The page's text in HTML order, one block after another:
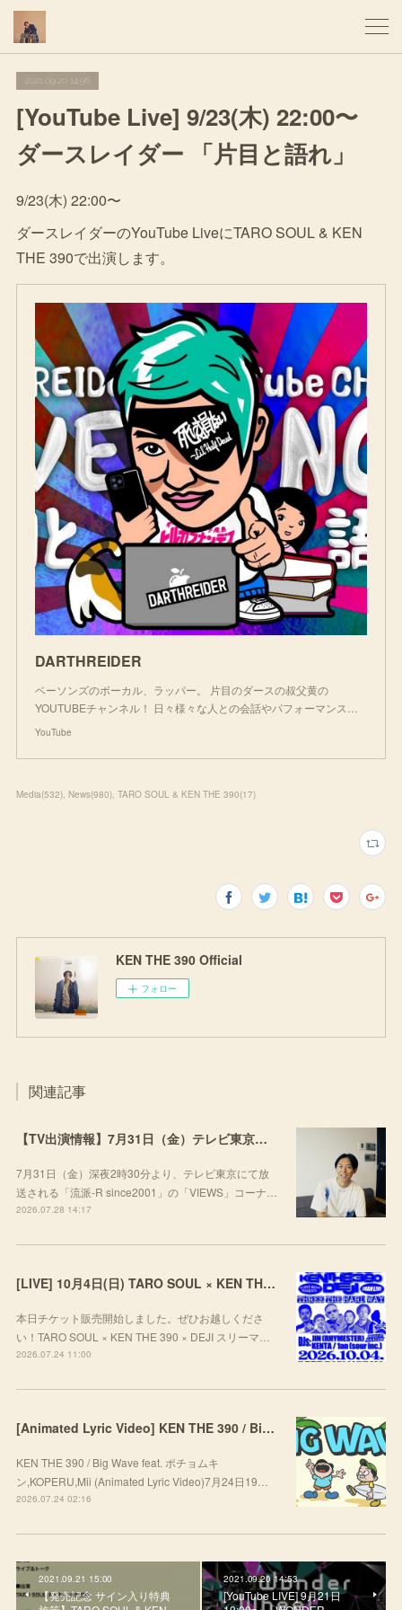
2021.09.20 14:56
[YouTube Live] 9/23(木) 22:00〜
ダースレイダー 「片目と語れ」
9/23(木) 22:00〜
ダースレイダーのYouTube LiveにTARO SOUL & KEN
THE 390で出演します。
DARTHREIDER
ベーソンズのボーカル、ラッパー。 片目のダースの叔父黄の
YOUTUBEチャンネル！ 日々様々な人との会話やパフォーマンス…
YouTube
Media(532) News(980) TARO SOUL & KEN THE 390(17)
KEN THE 390 Official
フォロー
関連記事
【TV出演情報】7月31日（金）テレビ東京「流派-R since2001」
7月31日（金）深夜2時30分より、テレビ東京にて放
送される「流派-R since2001」の「VIEWS」コーナ…
2026.07.28 14:17
[LIVE] 10月4日(日) TARO SOUL × KEN THE 390 × DEJI スリーマンLIVE "THREE THE HARD WAY” @ ORD. 代官山
本日チケット販売開始しました。ぜひお越しくださ
い！TARO SOUL × KEN THE 390 × DEJI スリーマ…
2026.07.24 11:00
[Animated Lyric Video] KEN THE 390 / Big Wave feat. ポチョムキン,KOPERU,Mii
KEN THE 390 / Big Wave feat. ポチョムキ
ン,KOPERU,Mii (Animated Lyric Video)7月24日19…
2026.07.24 02:16
2021.09.21 15:00
【発売記念 サイン入り特典
2021.09.20 14:53
[YouTube LIVE] 9月21日